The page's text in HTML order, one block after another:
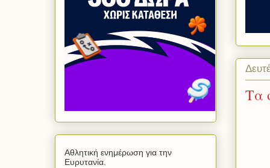
Τα
Αθλητική ενημέρωση για την
Ευρυτανία.